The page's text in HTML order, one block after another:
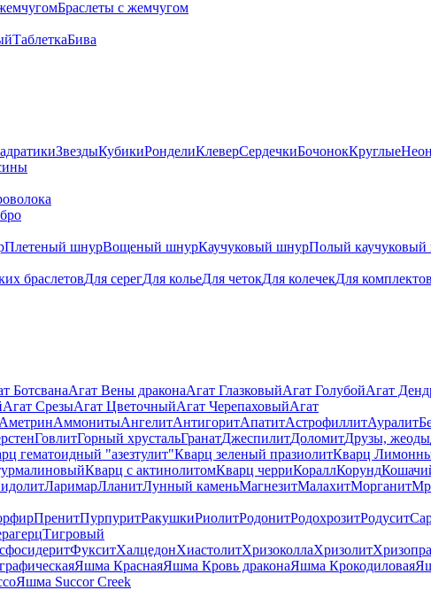
Браслеты с жемчугом
ТаблеткаБива
ЗвездыКубикиРонделиКлеверСердечкиБочонокКруглые
Плетеный шнурВощеный шнурКаучуковый шнурПолый
браслетовДля серегДля кольеДля четокДля колечекДля
БотсванаАгат Вены драконаАгат ГлазковыйАгат ГолубойАгат
Агат СрезыАгат ЦветочныйАгат ЧерепаховыйАгат
АметринАммонитыАнгелитАнтигоритАпатитАстрофиллитАуралит
ГовлитГорный хрустальГранатДжеспилитДоломитДрузы, жеоды
гематоидный "азезтулит"Кварц зеленый празиолитКварц
Кварц с актинолитомКварц черриКораллКорунд
ЛаримарЛланитЛунный каменьМагнезитМалахитМорганит
ПренитПурпуритРакушкиРиолитРодонитРодохрозитРодусит
Тигровый
ФукситХалцедонХиастолитХризоколлаХризолит
Яшма КраснаяЯшма Кровь драконаЯшма Крокодиловая
Яшма Succor Creek